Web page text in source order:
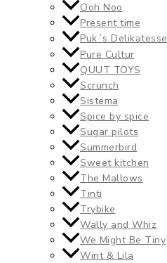
Ooh Noo
Present time
Puk´s
Pure Cultur
QUUT TOYS
Scrunch
Sistema
Spice by spice
Sugar pilots
Summerbird
Sweet kitchen
The Mallows
Tinti
Trybike
Wally and Whiz
We Might Be Tiny
Wint & Lila